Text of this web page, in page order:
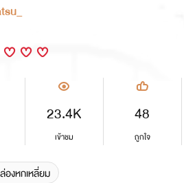
23.4K
เข้าชม
48
ถูกใจ
องหกเหลี่ยม